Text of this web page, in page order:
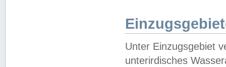
Unter Einzugsgebiet
unterirdisches